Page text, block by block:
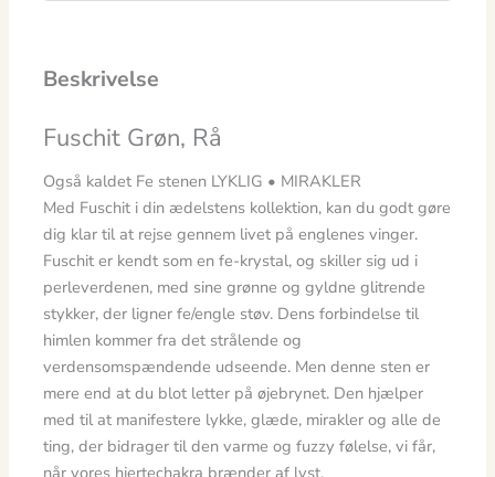
Beskrivelse
Fuschit Grøn, Rå
Også kaldet Fe stenen LYKLIG • MIRAKLER
Med Fuschit i din ædelstens kollektion, kan du godt gøre
dig klar til at rejse gennem livet på englenes vinger.
Fuschit er kendt som en fe-krystal, og skiller sig ud i
perleverdenen, med sine grønne og gyldne glitrende
stykker, der ligner fe/engle støv. Dens forbindelse til
himlen kommer fra det strålende og
verdensomspændende udseende. Men denne sten er
mere end at du blot letter på øjebrynet. Den hjælper
med til at manifestere lykke, glæde, mirakler og alle de
ting, der bidrager til den varme og fuzzy følelse, vi får,